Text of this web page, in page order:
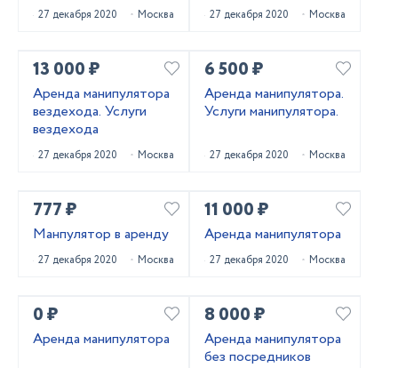
27 декабря 2020 Москва 27 декабря 2020 Москва
13 000 ₽
Аренда манипулятора
вездехода. Услуги
вездехода
27 декабря 2020 Москва
6 500 ₽
Аренда манипулятора.
Услуги манипулятора.
27 декабря 2020 Москва
777 ₽
Манпулятор в аренду
27 декабря 2020 Москва
11 000 ₽
Аренда манипулятора
27 декабря 2020 Москва
0 ₽
Аренда манипулятора
8 000 ₽
Аренда манипулятора
без посредников